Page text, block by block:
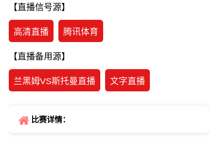
【直播信号源】
高清直播 腾讯体育
【直播备用源】
兰黑姆VS斯托曼直播 文字直播
比赛详情：